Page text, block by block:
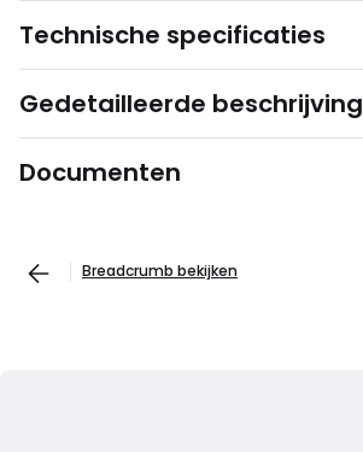
Technische specificaties
Gedetailleerde beschrijving
Documenten
Breadcrumb bekijken